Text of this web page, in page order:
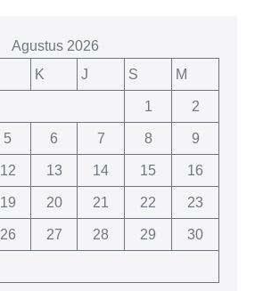
Agustus 2026
K J S M
1 2
5 6 7 8 9
12 13 14 15 16
19 20 21 22 23
26 27 28 29 30